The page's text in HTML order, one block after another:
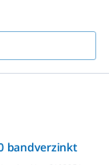
bandverzinkt